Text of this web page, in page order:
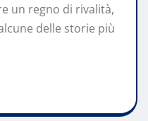
un regno di rivalità,
delle storie più